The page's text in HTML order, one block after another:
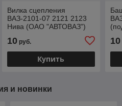
Вилка сцепления
ВАЗ-2101-07 2121 2123
Нива (ОАО "АВТОВАЗ")
фирм.упак. 2101-1601200
10руб.
Купить
10
и новинки